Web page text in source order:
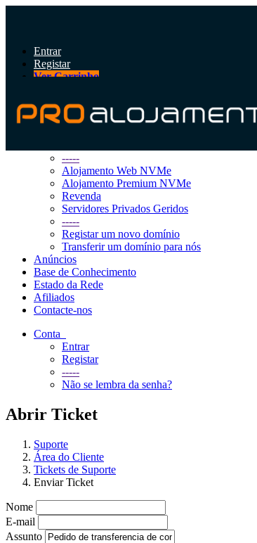
Entrar
Registar
Ver Carrinho
Alternar
navegação
Área do Cliente
-----
Alojamento Web NVMe
Alojamento Premium NVMe
Revenda
Servidores Privados Geridos
-----
Registar um novo domínio
Transferir um domínio para nós
Anúncios
Base de Conhecimento
Estado da Rede
Afiliados
Contacte-nos
Conta
Entrar
Registar
-----
Não se lembra da senha?
Abrir Ticket
Suporte
Área do Cliente
Tickets de Suporte
Enviar Ticket
Nome
E-mail
Assunto